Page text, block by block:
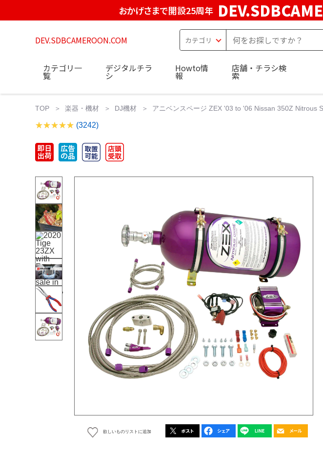
おかげさまで開設25周年
DEV.SDBCAMEROON.COM
カテゴリ一
覧
デジタルチラ
シ
Howto情
報
店舗・チラシ検
索
TOP 楽器・機材 DJ機材 アニベンスページ ZEX '03 to '06 Nissan 350Z Nitrous
(3242)
欲しいものリストに追加